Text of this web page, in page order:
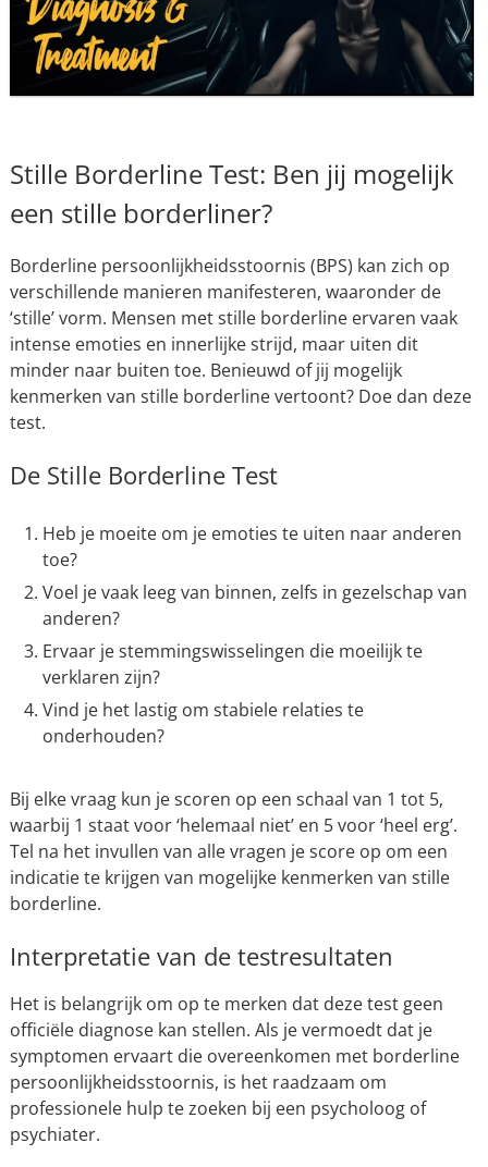
Stille Borderline Test: Ben jij mogelijk
een stille borderliner?
Borderline persoonlijkheidsstoornis (BPS) kan zich op
verschillende manieren manifesteren, waaronder de
‘stille’ vorm. Mensen met stille borderline ervaren vaak
intense emoties en innerlijke strijd, maar uiten dit
minder naar buiten toe. Benieuwd of jij mogelijk
kenmerken van stille borderline vertoont? Doe dan deze
test.
De Stille Borderline Test
Heb je moeite om je emoties te uiten naar anderen
toe?
Voel je vaak leeg van binnen, zelfs in gezelschap van
anderen?
Ervaar je stemmingswisselingen die moeilijk te
verklaren zijn?
Vind je het lastig om stabiele relaties te
onderhouden?
Bij elke vraag kun je scoren op een schaal van 1 tot 5,
waarbij 1 staat voor ‘helemaal niet’ en 5 voor ‘heel erg’.
Tel na het invullen van alle vragen je score op om een
indicatie te krijgen van mogelijke kenmerken van stille
borderline.
Interpretatie van de testresultaten
Het is belangrijk om op te merken dat deze test geen
officiële diagnose kan stellen. Als je vermoedt dat je
symptomen ervaart die overeenkomen met borderline
persoonlijkheidsstoornis, is het raadzaam om
professionele hulp te zoeken bij een psycholoog of
psychiater.